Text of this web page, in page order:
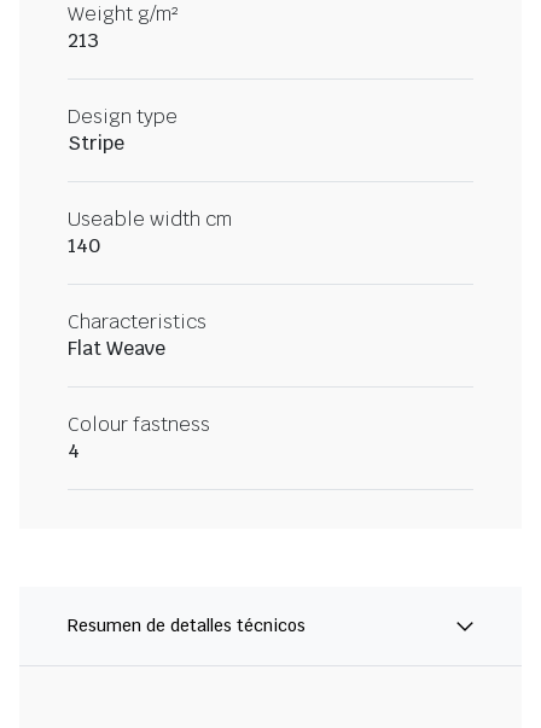
Weight g/m²
213
Design type
Stripe
Useable width cm
140
Characteristics
Flat Weave
Colour fastness
4
Resumen de detalles técnicos